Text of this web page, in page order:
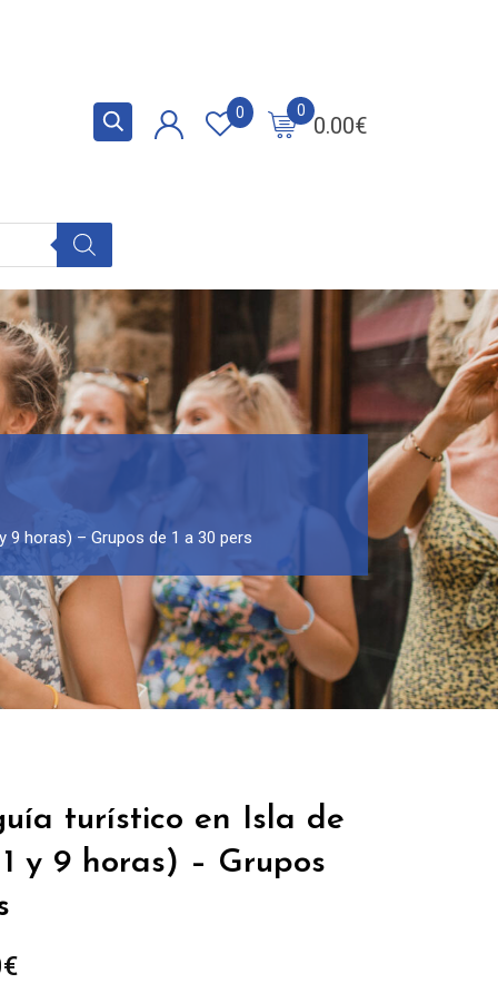
0.00€
0
0
9 horas) – Grupos de 1 a 30 pers
turístico en Isla de
y 9 horas) – Grupos
€Rango